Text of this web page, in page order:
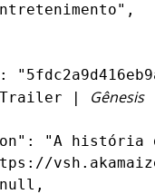
|
Gênesis
"A